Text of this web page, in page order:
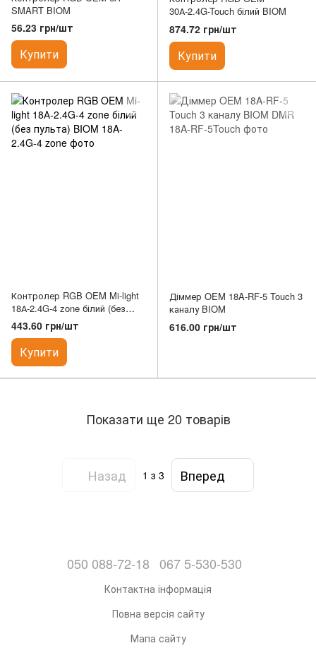
SMART BIOM
56.23 грн/шт
Купити
30А-2.4G-Touch білий BIOM
874.72 грн/шт
Купити
Контролер RGB OEM Mi-light
18А-2.4G-4 zone білий (без
пульта) BIOM
443.60 грн/шт
Купити
Діммер OEM 18A-RF-5 Touch 3
каналу BIOM
616.00 грн/шт
Показати ще 20 товарів
Назад 1 з 3 Вперед
050 088-72-18 067 5-530-530
Контактна інформація
Повна версія сайту
Мапа сайту